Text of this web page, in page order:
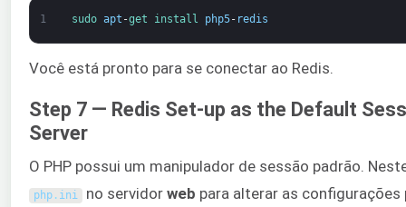
1 sudo apt -get install php5- redis
Você está pronto para se conectar ao Redis.
Step 7 — Redis Set-up as the Default
Server
O PHP possui um manipulador de sessão padrão.
php. ini no servidor web para alterar as